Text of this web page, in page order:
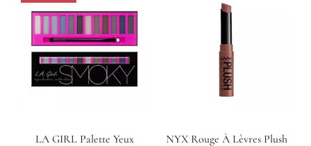
LA GIRL Palette Yeux NYX Rouge À Lèvres Plush